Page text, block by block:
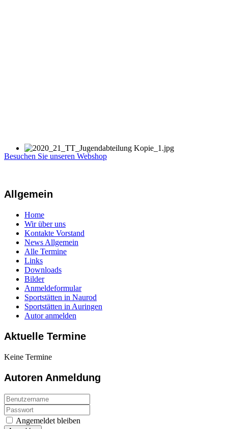
Besuchen Sie unseren Webshop
Allgemein
Home
Wir über uns
Kontakte Vorstand
News Allgemein
Alle Termine
Links
Downloads
Bilder
Anmeldeformular
Sportstätten in Naurod
Sportstätten in Auringen
Autor anmelden
Aktuelle Termine
Keine Termine
Autoren Anmeldung
Angemeldet bleiben